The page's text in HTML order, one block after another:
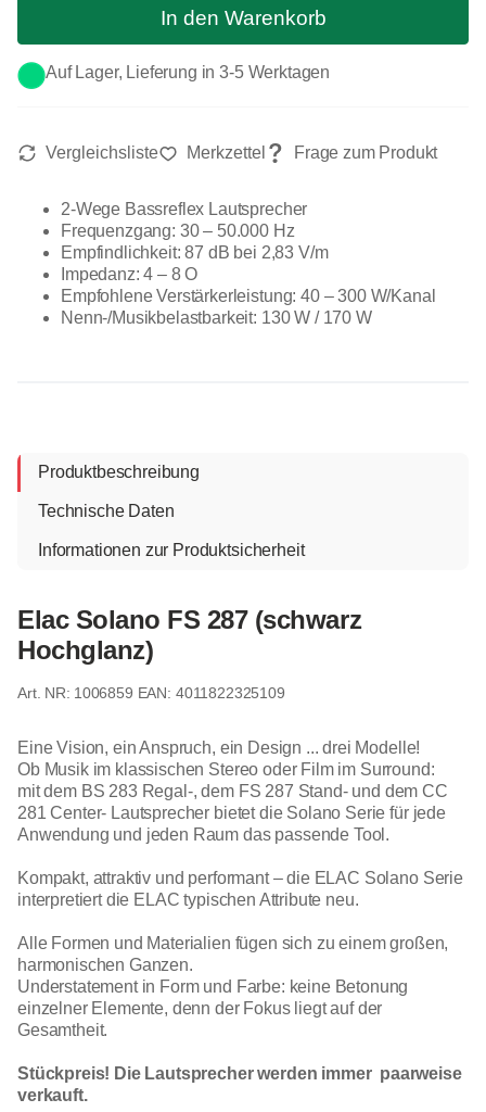
2-Wege Bassreflex Lautsprecher
Frequenzgang: 30 – 50.000 Hz
Empfindlichkeit: 87 dB bei 2,83 V/m
Impedanz: 4 – 8 O
Empfohlene Verstärkerleistung: 40 – 300 W/Kanal
Nenn-/Musikbelastbarkeit: 130 W / 170 W
Auf Lager, Lieferung in 3-5 Werktagen
In den Warenkorb
Produktbeschreibung
Technische Daten
Informationen zur Produktsicherheit
Elac Solano FS 287 (schwarz
Hochglanz)
1006859 EAN: 4011822325109
Eine Vision, ein Anspruch, ein Design ... drei Modelle!
Ob Musik im klassischen Stereo oder Film im Surround:
mit dem BS 283 Regal-, dem FS 287 Stand- und dem CC
281 Center- Lautsprecher bietet die Solano Serie für jede
Anwendung und jeden Raum das passende Tool.
Kompakt, attraktiv und performant – die ELAC Solano Serie
interpretiert die ELAC typischen Attribute neu.
Alle Formen und Materialien fügen sich zu einem großen,
harmonischen Ganzen.
Understatement in Form und Farbe: keine Betonung
einzelner Elemente, denn der Fokus liegt auf der
Gesamtheit.
Stückpreis! Die Lautsprecher werden immer paarweise
verkauft.